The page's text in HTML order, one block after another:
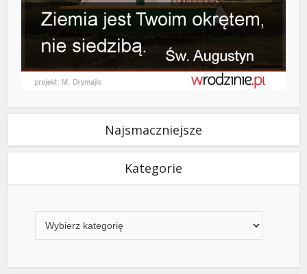
Najsmaczniejsze
Kategorie